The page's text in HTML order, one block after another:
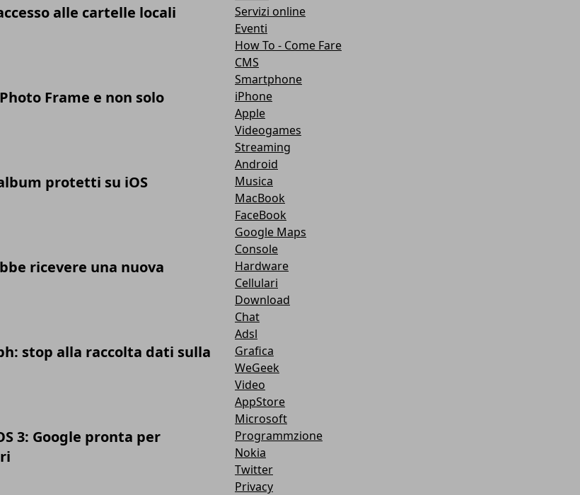
alle cartelle locali
Frame e non solo
protetti su iOS
ricevere una nuova
stop alla raccolta dati sulla
3: Google pronta per
Servizi online
Eventi
How To - Come Fare
CMS
Smartphone
iPhone
Apple
Videogames
Streaming
Android
Musica
MacBook
FaceBook
Google Maps
Console
Hardware
Cellulari
Download
Chat
Adsl
Grafica
WeGeek
Video
AppStore
Microsoft
Programmzione
Nokia
Twitter
Privacy